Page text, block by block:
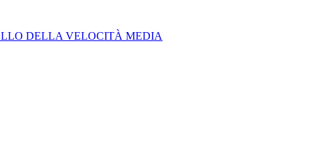
DELLA VELOCITÀ MEDIA